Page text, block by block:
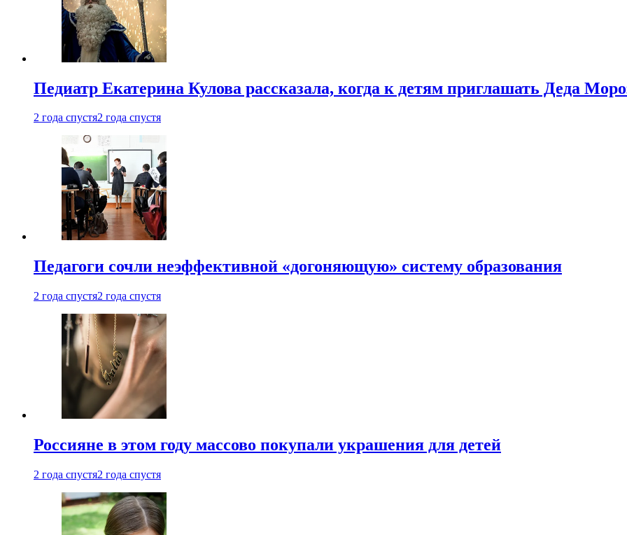
Педиатр Екатерина Кулова рассказала, когда к детям приглашать Деда
2 года спустя2 года спустя
Педагоги сочли неэффективной «догоняющую» систему образования
2 года спустя2 года спустя
Россияне в этом году массово покупали украшения для детей
2 года спустя2 года спустя